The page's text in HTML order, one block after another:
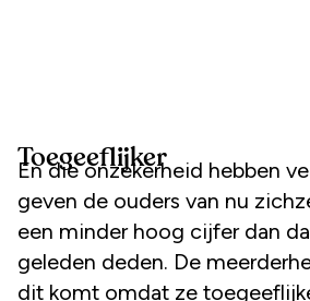
Toegeeflijker
En die onzekerheid hebben
geven de ouders van nu
een minder hoog cijfer dan
geleden deden. De
dit komt omdat ze